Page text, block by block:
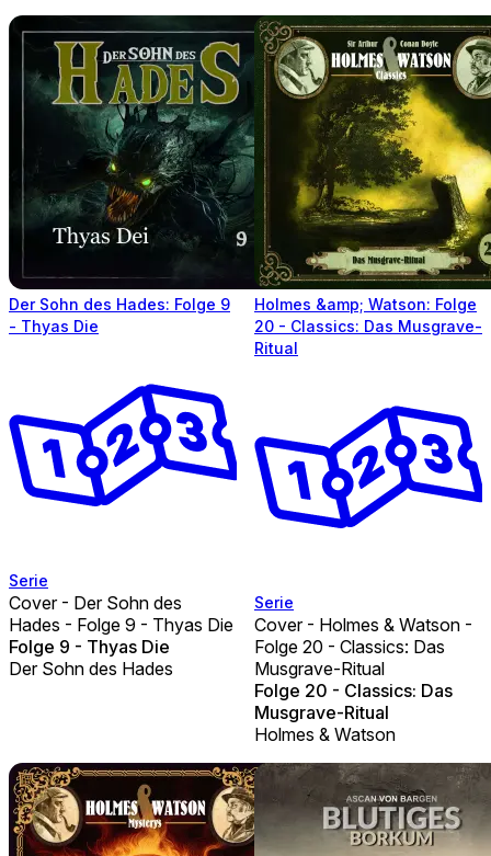
Der Sohn des Hades: Folge 9
- Thyas Die
Serie
Cover - Der Sohn des
Hades - Folge 9 - Thyas Die
Folge 9 - Thyas Die
Der Sohn des Hades
Holmes &amp; Watson: Folge
20 - Classics: Das Musgrave-
Ritual
Serie
Cover - Holmes & Watson -
Folge 20 - Classics: Das
Musgrave-Ritual
Folge 20 - Classics: Das
Musgrave-Ritual
Holmes & Watson